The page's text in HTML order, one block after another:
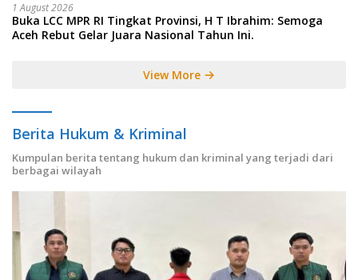
1 August 2026
Buka LCC MPR RI Tingkat Provinsi, H T Ibrahim: Semoga
Aceh Rebut Gelar Juara Nasional Tahun Ini.
View More
Berita Hukum & Kriminal
Kumpulan berita tentang hukum dan kriminal yang terjadi dari
berbagai wilayah